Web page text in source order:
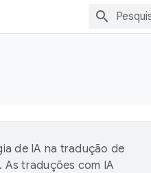
de IA na tradução de
traduções com IA